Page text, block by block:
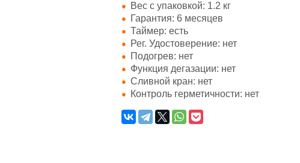
Вес с упаковкой: 1.2 кг
Гарантия: 6 месяцев
Таймер: есть
Рег. Удостоверение: нет
Подогрев: нет
Функция дегазации: нет
Сливной кран: нет
Контроль герметичности: нет